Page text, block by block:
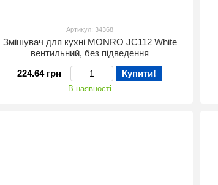
Артикул: 34368
Змішувач для кухні MONRO JC112 White
вентильний, без підведення
224.64 грн
Купити!
В наявності